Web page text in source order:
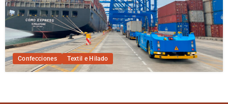
Confecciones Textil e Hilado